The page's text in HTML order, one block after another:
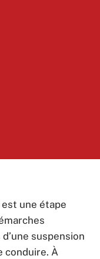
une étape
suspension
conduire. À